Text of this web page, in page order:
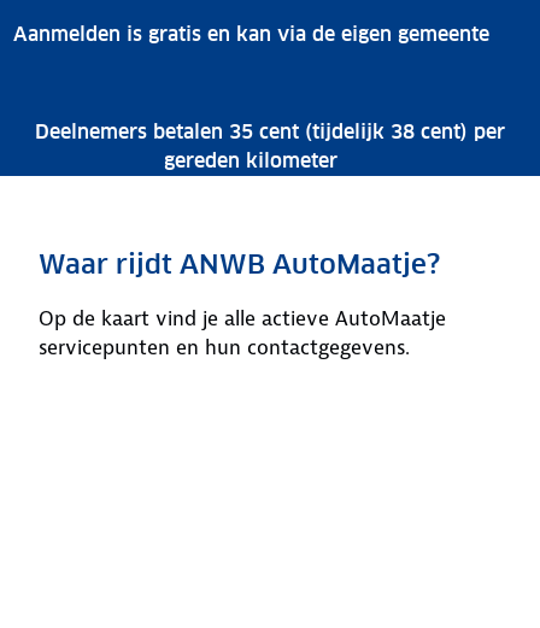
Aanmelden is gratis en kan via de eigen gemeente
Deelnemers betalen 35 cent (tijdelijk 38 cent) per
gereden kilometer
Waar rijdt ANWB AutoMaatje?
Op de kaart vind je alle actieve AutoMaatje
servicepunten en hun contactgegevens.